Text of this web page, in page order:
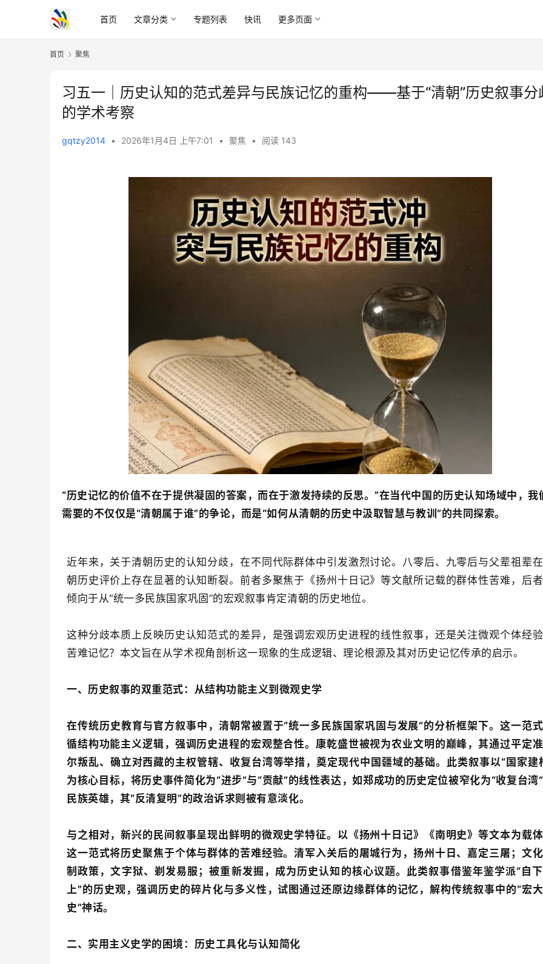
首页 文章分类 专题列表 快讯 更多页面
首页 聚焦
习五一｜历史认知的范式差异与民族记忆的重构——基于“清朝”历史叙事分
的学术考察
gqtzy2014 • 2026年1月4日 上午7:01 • 聚焦 • 阅读 143
“历史记忆的价值不在于提供凝固的答案，而在于激发持续的反思。”在当代中国的历史认知场域中，我
需要的不仅仅是“清朝属于谁”的争论，而是“如何从清朝的历史中汲取智慧与教训”的共同探索。
近年来，关于清朝历史的认知分歧，在不同代际群体中引发激烈讨论。八零后、九零后与父辈祖辈
朝历史评价上存在显著的认知断裂。前者多聚焦于《扬州十日记》等文献所记载的群体性苦难，后者
倾向于从“统一多民族国家巩固”的宏观叙事肯定清朝的历史地位。
这种分歧本质上反映历史认知范式的差异，是强调宏观历史进程的线性叙事，还是关注微观个体经
苦难记忆？本文旨在从学术视角剖析这一现象的生成逻辑、理论根源及其对历史记忆传承的启示。
一、历史叙事的双重范式：从结构功能主义到微观史学
在传统历史教育与官方叙事中，清朝常被置于“统一多民族国家巩固与发展”的分析框架下。这一范
循结构功能主义逻辑，强调历史进程的宏观整合性。康乾盛世被视为农业文明的巅峰，其通过平定
尔叛乱、确立对西藏的主权管辖、收复台湾等举措，奠定现代中国疆域的基础。此类叙事以“国家建
为核心目标，将历史事件简化为“进步”与“贡献”的线性表达，如郑成功的历史定位被窄化为“收复台湾
民族英雄，其“反清复明”的政治诉求则被有意淡化。
与之相对，新兴的民间叙事呈现出鲜明的微观史学特征。以《扬州十日记》《南明史》等文本为载体
这一范式将历史聚焦于个体与群体的苦难经验。清军入关后的屠城行为，扬州十日、嘉定三屠；文
制政策，文字狱、剃发易服；被重新发掘，成为历史认知的核心议题。此类叙事借鉴年鉴学派“自
上”的历史观，强调历史的碎片化与多义性，试图通过还原边缘群体的记忆，解构传统叙事中的“宏
史”神话。
二、实用主义史学的困境：历史工具化与认知简化